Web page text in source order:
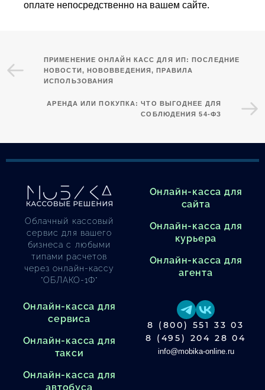
оплате непосредственно на вашем сайте.
ПРИМЕНЕНИЕ ОНЛАЙН КАСС ДЛЯ ИП: ПОСЛЕДНИЕ
НОВОСТИ, НОВОВВЕДЕНИЯ, ПРАВИЛА
ИСПОЛЬЗОВАНИЯ
АРЕНДА ИЛИ ПОКУПКА: ЧТО ВЫГОДНЕЕ ДЛЯ
СОБЛЮДЕНИЯ 54-ФЗ
Облачный кассовый
сервис для вашего
бизнеса с любыми
типами расчетов
через онлайн-кассу
"ОБЛАКО-1Ф"
Онлайн-касса для
сайта
Онлайн-касса для
курьера
Онлайн-касса для
агента
Онлайн-касса для
сервиса
Онлайн-касса для
такси
Онлайн-касса для
автобуса
8 (800) 551 33 03
8 (495) 204 28 04
info@mobika-online.ru